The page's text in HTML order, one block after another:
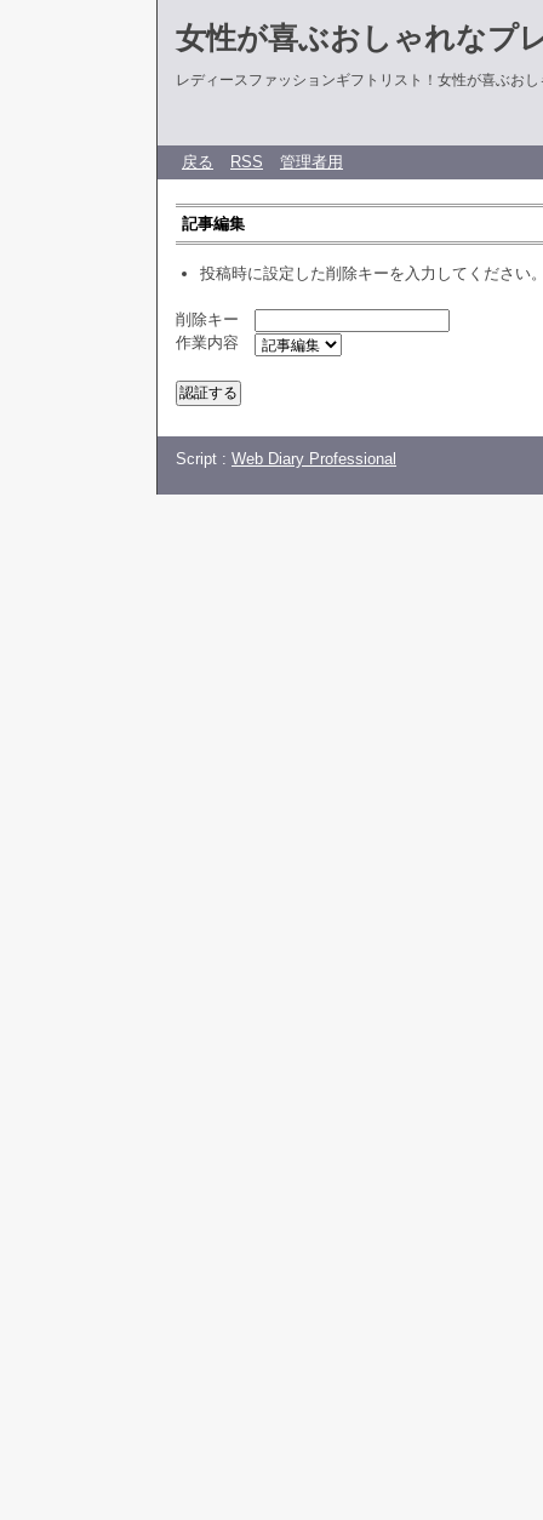
女性が喜ぶおしゃれなプ
レディースファッションギフトリスト！女性が喜ぶお
戻る RSS 管理者用
記事編集
投稿時に設定した削除キーを入力してください
削除キー
作業内容
Script : Web Diary Professional